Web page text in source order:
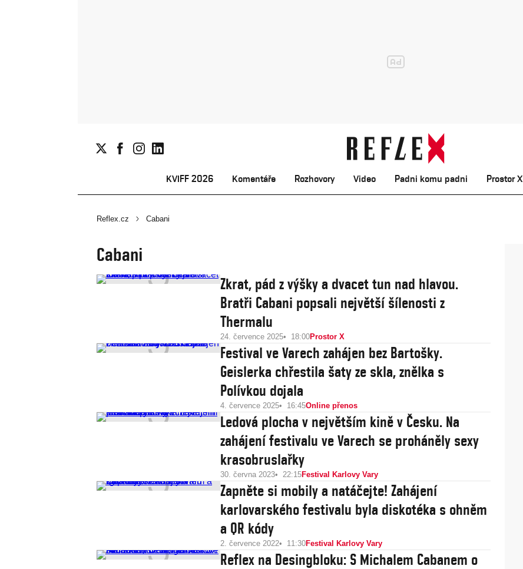
KVIFF 2026 Komentáře Rozhovory Video Padni komu padni Prostor X
Reflex.cz Cabani
Cabani
Zkrat, pád z výšky a dvacet tun nad hlavou.
Bratři Cabani popsali největší šílenosti z
Thermalu
24. července 2025 18:00Prostor X
Festival ve Varech zahájen bez Bartošky.
Geislerka chřestila šaty ze skla, znělka s
Polívkou dojala
4. července 2025 16:45Online přenos
Ledová plocha v největším kině v Česku. Na
zahájení festivalu ve Varech se proháněly sexy
krasobruslařky
30. června 2023 22:15Festival Karlovy Vary
Zapněte si mobily a natáčejte! Zahájení
karlovarského festivalu byla diskotéka s ohněm
a QR kódy
2. července 2022 11:30Festival Karlovy Vary
Reflex na Desingbloku: S Michalem Cabanem o